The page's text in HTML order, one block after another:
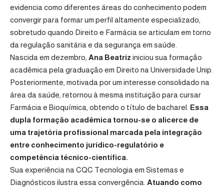
evidencia como diferentes áreas do conhecimento podem
convergir para formar um perfil altamente especializado,
sobretudo quando Direito e Farmácia se articulam em torno
da regulação sanitária e da segurança em saúde.
Nascida em dezembro, Ana Beatriz iniciou sua formação
acadêmica pela graduação em Direito na Universidade Unip.
Posteriormente, motivada por um interesse consolidado na
área da saúde, retornou à mesma instituição para cursar
Farmácia e Bioquímica, obtendo o título de bacharel. Essa
dupla formação acadêmica tornou-se o alicerce de
uma trajetória profissional marcada pela integração
entre conhecimento jurídico-regulatório e
competência técnico-científica.
Sua experiência na CQC Tecnologia em Sistemas e
Diagnósticos ilustra essa convergência. Atuando como